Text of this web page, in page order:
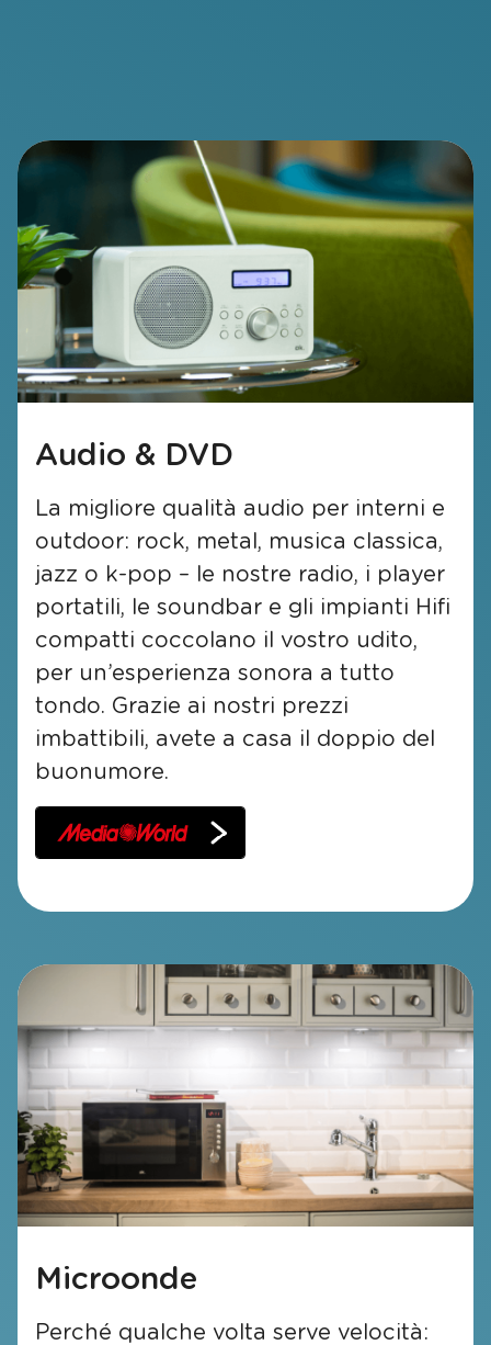
Audio & DVD
La migliore qualità audio per interni e
outdoor: rock, metal, musica classica,
jazz o k-pop – le nostre radio, i player
portatili, le soundbar e gli impianti Hifi
compatti coccolano il vostro udito,
per un’esperienza sonora a tutto
tondo. Grazie ai nostri prezzi
imbattibili, avete a casa il doppio del
buonumore.
Microonde
Perché qualche volta serve velocità: